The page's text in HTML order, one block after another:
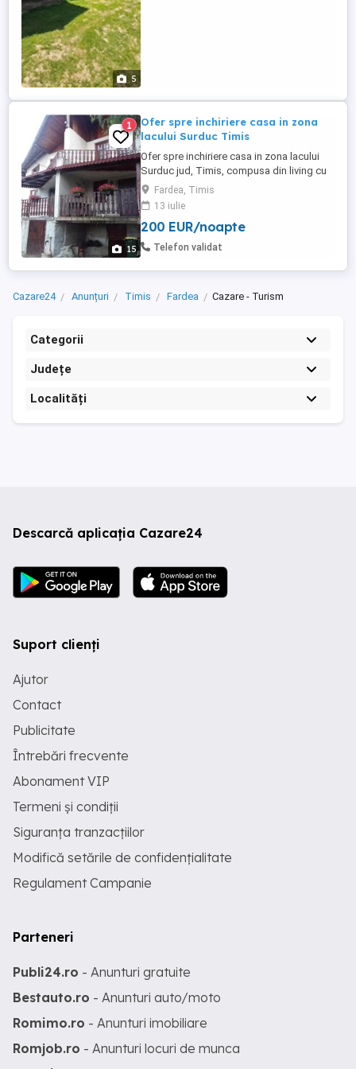
5
15
1
Ofer spre inchiriere casa in zona
lacului Surduc Timis
Ofer spre inchiriere casa in zona lacului
Surduc jud, Timis, compusa din living cu
bucatarie, trei dormitoare, doua bai,
terasa, teren 700 mp. Casa este situata in
zona centrala a statiunii, complet mobilata
si echipata, vedere la lac, sisteme de
incalzire centrala pe lemne si calorifere in
Fardea, Timis
13 iulie
200 EUR/noapte
Telefon validat
Cazare24 Anunțuri Timis Fardea Cazare - Turism
Categorii
Județe
Localități
Descarcă aplicația Cazare24
Suport clienți
Ajutor
Contact
Publicitate
Întrebări frecvente
Abonament VIP
Termeni și condiții
Siguranța tranzacțiilor
Modifică setările de confidențialitate
Regulament Campanie
Parteneri
Publi24.ro - Anunturi gratuite
Bestauto.ro - Anunturi auto/moto
Romimo.ro - Anunturi imobiliare
Romjob.ro - Anunturi locuri de munca